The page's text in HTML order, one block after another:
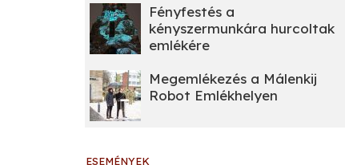
Fényfestés a
kényszermunkára hurcoltak
emlékére
Megemlékezés a Málenkij
Robot Emlékhelyen
ESEMÉNYEK